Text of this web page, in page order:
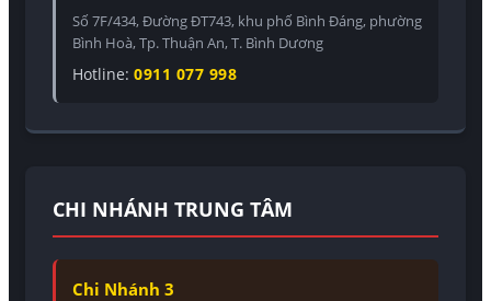
Số 7F/434, Đường ĐT743, khu phố Bình Đáng, phường
Bình Hoà, Tp. Thuận An, T. Bình Dương
Hotline: 0911 077 998
CHI NHÁNH TRUNG TÂM
Chi Nhánh 3